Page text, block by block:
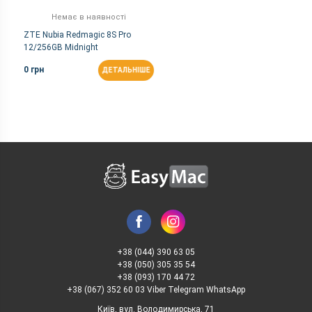
Немає в наявності
ZTE Nubia Redmagic 8S Pro
12/256GB Midnight
0 грн ДЕТАЛЬНІШЕ
+38 (044) 390 63 05
+38 (050) 305 35 54
+38 (093) 170 44 72
+38 (067) 352 60 03 Viber Telegram WhatsApp
Київ, вул. Володимирська, 71